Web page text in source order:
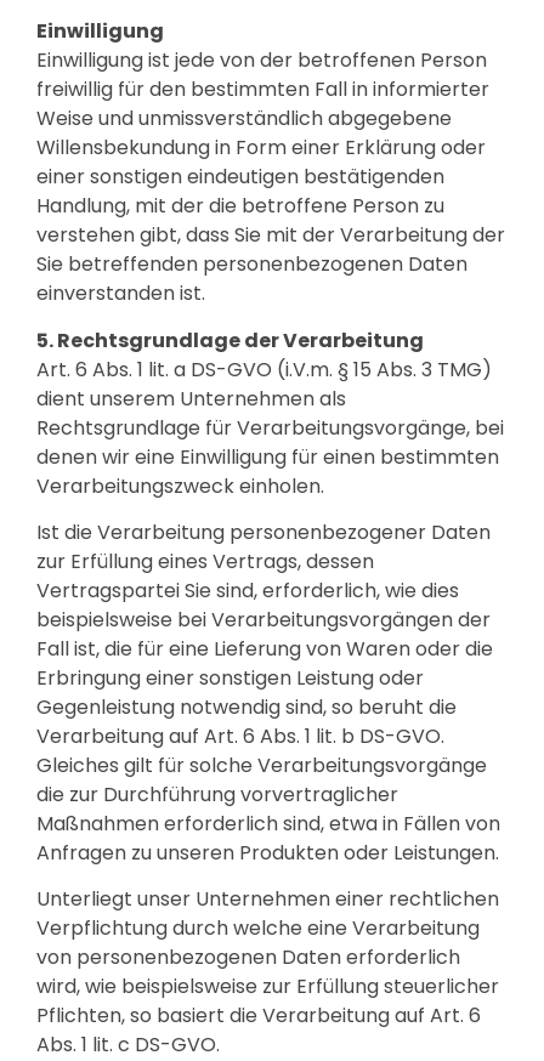
Einwilligung
Einwilligung ist jede von der betroffenen Person
freiwillig für den bestimmten Fall in informierter
Weise und unmissverständlich abgegebene
Willensbekundung in Form einer Erklärung oder
einer sonstigen eindeutigen bestätigenden
Handlung, mit der die betroffene Person zu
verstehen gibt, dass Sie mit der Verarbeitung der
Sie betreffenden personenbezogenen Daten
einverstanden ist.
5. Rechtsgrundlage der Verarbeitung
Art. 6 Abs. 1 lit. a DS-GVO (i.V.m. § 15 Abs. 3 TMG)
dient unserem Unternehmen als
Rechtsgrundlage für Verarbeitungsvorgänge, bei
denen wir eine Einwilligung für einen bestimmten
Verarbeitungszweck einholen.
Ist die Verarbeitung personenbezogener Daten
zur Erfüllung eines Vertrags, dessen
Vertragspartei Sie sind, erforderlich, wie dies
beispielsweise bei Verarbeitungsvorgängen der
Fall ist, die für eine Lieferung von Waren oder die
Erbringung einer sonstigen Leistung oder
Gegenleistung notwendig sind, so beruht die
Verarbeitung auf Art. 6 Abs. 1 lit. b DS-GVO.
Gleiches gilt für solche Verarbeitungsvorgänge
die zur Durchführung vorvertraglicher
Maßnahmen erforderlich sind, etwa in Fällen von
Anfragen zu unseren Produkten oder Leistungen.
Unterliegt unser Unternehmen einer rechtlichen
Verpflichtung durch welche eine Verarbeitung
von personenbezogenen Daten erforderlich
wird, wie beispielsweise zur Erfüllung steuerlicher
Pflichten, so basiert die Verarbeitung auf Art. 6
Abs. 1 lit. c DS-GVO.